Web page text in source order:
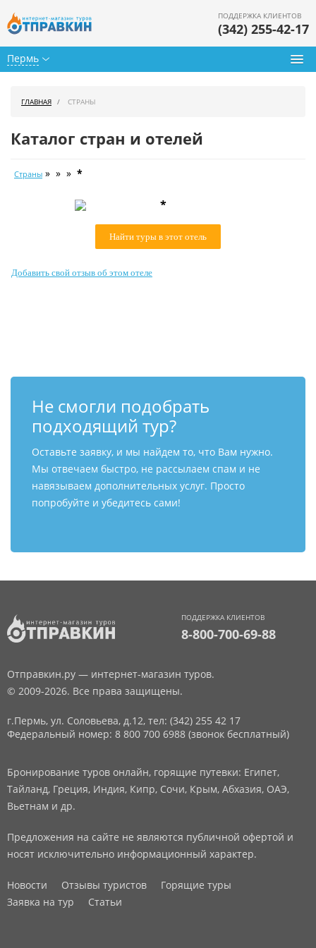
Пермь
ПОДДЕРЖКА КЛИЕНТОВ
(342) 255-42-17
Календарь туров
Как купить
ГЛАВНАЯ СТРАНЫ
Каталог стран и отелей
Страны » » » *
*
Найти туры в этот отель
Добавить свой отзыв об этом отеле
Не смогли подобрать
подходящий тур?
Оставьте заявку, и мы найдем то, что Вам нужно.
Мы отвечаем быстро, не рассылаем спам и не
навязываем дополнительных услуг. Просто
попробуйте и убедитесь сами!
ПОДДЕРЖКА КЛИЕНТОВ
8-800-700-69-88
Отправкин.ру — интернет-магазин туров.
© 2009-2026. Все права защищены.
г.Пермь, ул. Соловьева, д.12, тел: (342) 255 42 17
Федеральный номер: 8 800 700 6988 (звонок бесплатный)
Бронирование туров онлайн, горящие путевки: Египет,
Тайланд, Греция, Индия, Кипр, Сочи, Крым, Абхазия, ОАЭ,
Вьетнам и др.
Предложения на сайте не являются публичной офертой и
носят исключительно информационный характер.
Новости Отзывы туристов
Горящие туры
Заявка на тур
Статьи